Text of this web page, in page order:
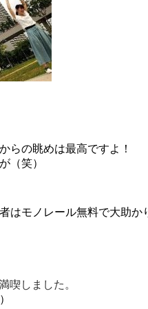
らの眺めは最高ですよ！
（笑）
はモノレール無料で大助か
喫しました。